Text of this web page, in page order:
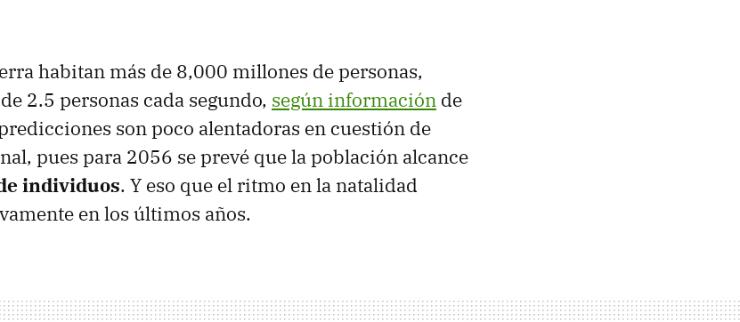
habitan más de 8,000 millones de personas,
2.5 personas cada segundo, según información de
son poco alentadoras en cuestión de
pues para 2056 se prevé que la población alcance
individuos. Y eso que el ritmo en la natalidad
en los últimos años.